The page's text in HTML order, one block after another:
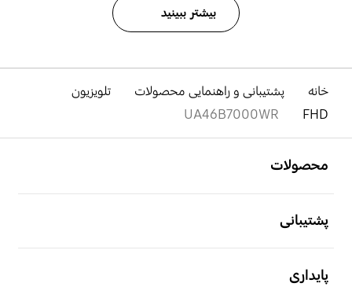
بیشتر ببینید
خانه پشتیبانی و راهنمایی محصولات
تلویزیون
FHD
UA46B7000WR
محصولات
پشتیبانی
پایداری